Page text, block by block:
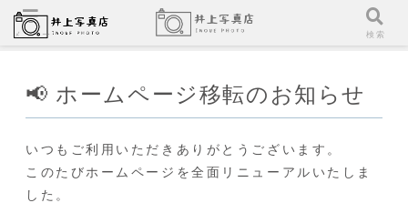
📢 ホームページ移転のお知らせ
いつもご利用いただきありがとうございます。
このたびホームページを全面リニューアルいたしま
した。
メニュー 検索